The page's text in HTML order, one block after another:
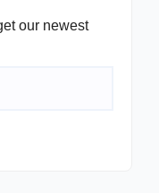
our newest